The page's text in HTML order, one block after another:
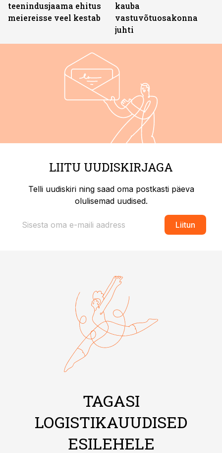
teenindusjaama ehitus
meiereisse veel kestab
kauba
vastuvõtuosakonna
juhti
LIITU UUDISKIRJAGA
Telli uudiskiri ning saad oma postkasti päeva
olulisemad uudised.
Liitun
TAGASI
LOGISTIKAUUDISED
ESILEHELE